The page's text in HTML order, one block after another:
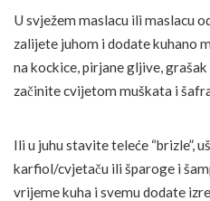
U svježem maslacu ili maslacu
zalijete juhom i dodate kuhano
na kockice, pirjane gljive,
začinite cvijetom muškata i
Ili u juhu stavite teleće “brizle”,
karfiol/cvjetaču ili šparoge i
vrijeme kuha i svemu dodate